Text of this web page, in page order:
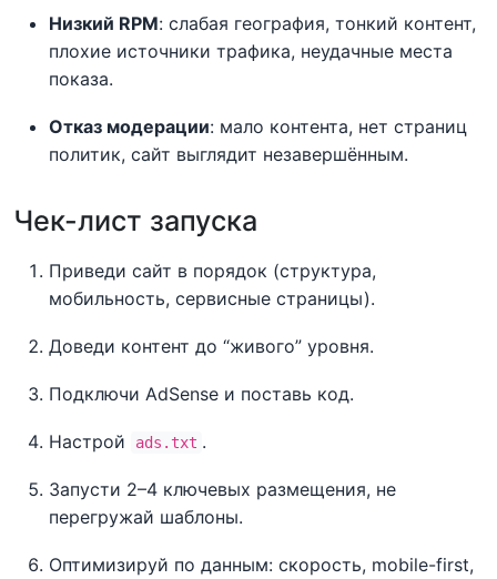
Низкий RPM: слабая география, тонкий контент,
плохие источники трафика, неудачные места
показа.
Отказ модерации: мало контента, нет страниц
политик, сайт выглядит незавершённым.
Чек-лист запуска
Приведи сайт в порядок (структура,
мобильность, сервисные страницы).
Доведи контент до “живого” уровня.
Подключи AdSense и поставь код.
Настрой ads.txt .
Запусти 2–4 ключевых размещения, не
перегружай шаблоны.
Оптимизируй по данным: скорость, mobile-first,